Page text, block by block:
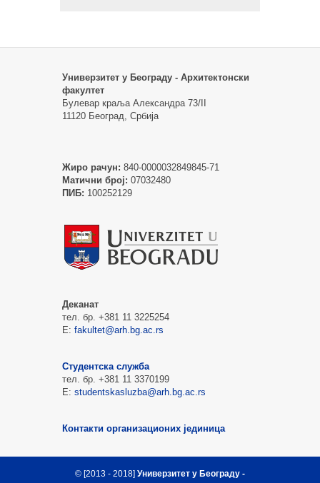
Универзитет у Београду - Архитектонски
факултет
Булевар краља Александра 73/II
11120 Београд, Србија
Жиро рачун: 840-0000032849845-71
Матични број: 07032480
ПИБ: 100252129
Деканат
тел. бр. +381 11 3225254
Е: fakultet@arh.bg.ac.rs
Студентска служба
тел. бр. +381 11 3370199
Е: studentskasluzba@arh.bg.ac.rs
Контакти организационих јединица
© [2013 - 2018] Универзитет у Београду -